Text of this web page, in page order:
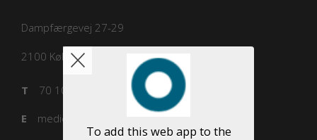
Dampfærgevej 27-29
2100 København Ø
70 10 36 00
T
medicinraadet@medicinraadet.dk
E
To add this web app to the